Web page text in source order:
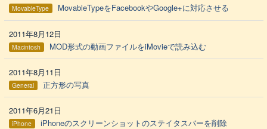
MovableType MovableTypeをFacebookやGoogle+に対応させる
2011年8月12日
Macintosh MOD形式の動画ファイルをiMovieで読み込む
2011年8月11日
General 正方形の写真
2011年6月21日
iPhone iPhoneのスクリーンショットのステイタスバーを削除